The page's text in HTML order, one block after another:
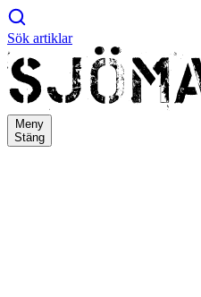
Sök artiklar
Meny
Stäng